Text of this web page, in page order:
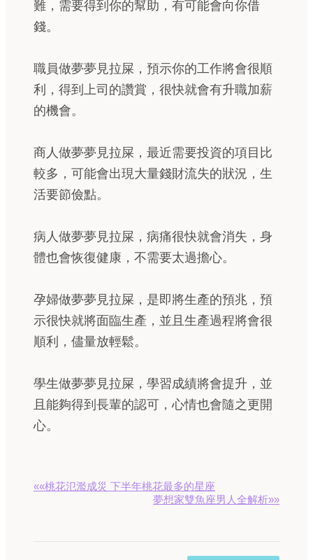
難，需要得到你的幫助，有可能會向你借
錢。
職員做夢夢見拉屎，預示你的工作將會很順
利，得到上司的讚賞，很快就會有升職加薪
的機會。
商人做夢夢見拉屎，最近需要投資的項目比
較多，可能會出現大量錢財流失的狀況，生
活要節儉點。
病人做夢夢見拉屎，病痛很快就會消失，身
體也會恢復健康，不需要太過擔心。
孕婦做夢夢見拉屎，是即將生產的預兆，預
示很快就將面臨生產，並且生產過程將會很
順利，儘量放輕鬆。
學生做夢夢見拉屎，學習成績將會提升，並
且能夠得到長輩的認可，心情也會隨之更開
心。
««桃花氾濫成災 下半年桃花最多的星座
夢想家雙魚座男人全解析»»